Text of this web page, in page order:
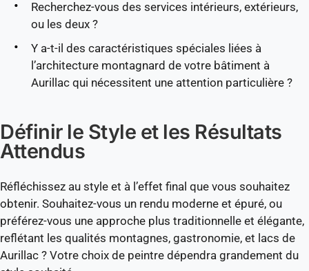
Recherchez-vous des services intérieurs, extérieurs,
ou les deux ?
Y a-t-il des caractéristiques spéciales liées à
l’architecture montagnard de votre bâtiment à
Aurillac qui nécessitent une attention particulière ?
Définir le Style et les Résultats
Attendus
Réfléchissez au style et à l’effet final que vous souhaitez
obtenir. Souhaitez-vous un rendu moderne et épuré, ou
préférez-vous une approche plus traditionnelle et élégante,
reflétant les qualités montagnes, gastronomie, et lacs de
Aurillac ? Votre choix de peintre dépendra grandement du